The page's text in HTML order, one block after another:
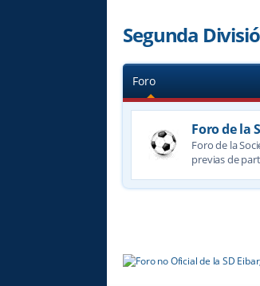
Segunda
Foro
Foro de la
Foro de la
previas de